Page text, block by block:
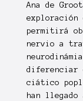
Ana de
permitirá
nervio a
ciático
han